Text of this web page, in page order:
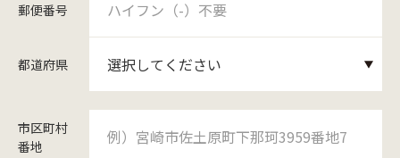
郵便番号
都道府県
市区町村
番地